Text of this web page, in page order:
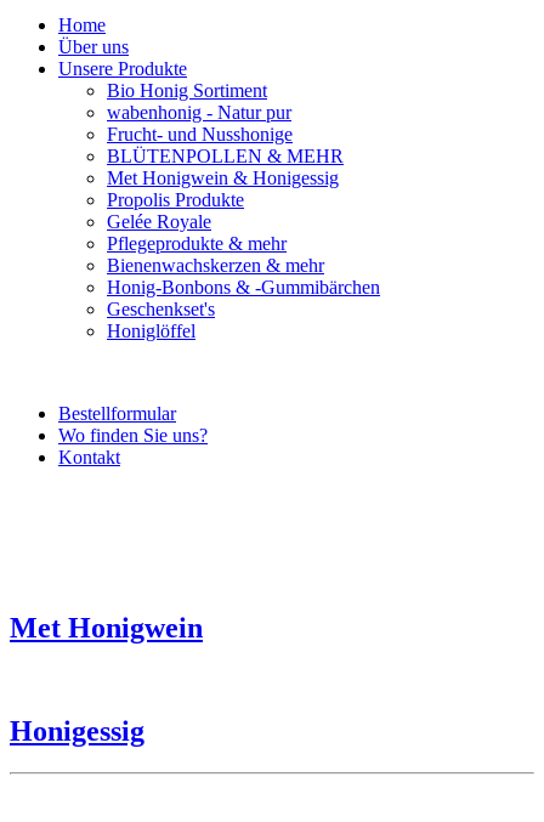
Home
Über uns
Unsere Produkte
Bio Honig Sortiment
wabenhonig - Natur pur
Frucht- und Nusshonige
BLÜTENPOLLEN & MEHR
Met Honigwein & Honigessig
Propolis Produkte
Gelée Royale
Pflegeprodukte & mehr
Bienenwachskerzen & mehr
Honig-Bonbons & -Gummibärchen
Geschenkset's
Honiglöffel
Bestellformular
Wo finden Sie uns?
Kontakt
Met Honigwein
Honigessig